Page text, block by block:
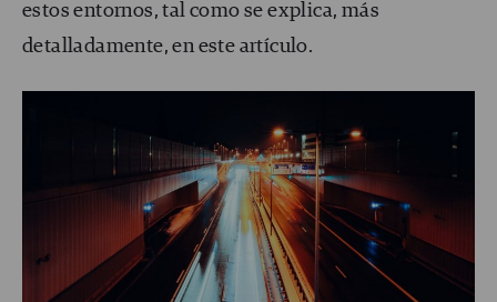
estos entornos, tal como se explica, más
detalladamente, en este artículo.